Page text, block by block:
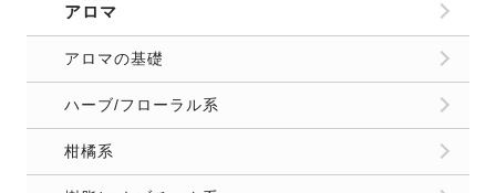
アロマ
アロマの基礎
ハーブ/フローラル系
柑橘系